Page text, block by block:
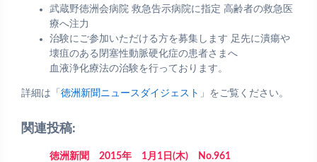
武蔵野徳洲会病院 救急告示病院に指定 高齢者の救急医
療へ注力
治験にご参加いただける方を募集します 足先に潰瘍や
壊疽のある閉塞性動脈硬化症の患者さまへ
血液浄化療法の治験を行っております。
詳細は「 徳洲新聞ニュースダイジェスト 」をご覧ください。
関連投稿:
徳洲新聞 2015年 1月1日(木) No.961